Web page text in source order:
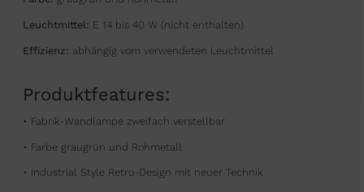
Leuchtmittel: E 14 bis 40 W (nicht enthalten)
Effizienz: abhängig vom verwendeten Leuchtmittel
Produktfeatures:
• Fabrik-Wandlampe zweifach verstellbar
• Farbe graugrün und Rohmetall
• Industrial Style Retro-Design mit neuer Technik